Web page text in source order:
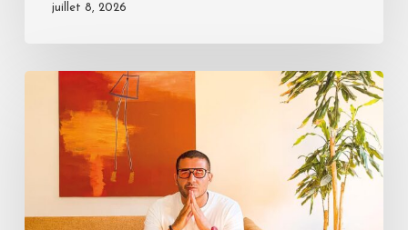
juillet 8, 2026